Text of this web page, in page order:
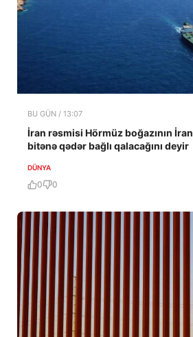
BU GÜN / 13:07
İran rəsmisi Hörmüz boğazının
bitənə qədər bağlı qalacağını deyir
DÜNYA
0 0